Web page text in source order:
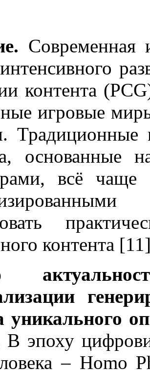
Современная
контента
игровые
Традиционные
основанные
всё чаще
контента
уникального
В эпоху
– Homo